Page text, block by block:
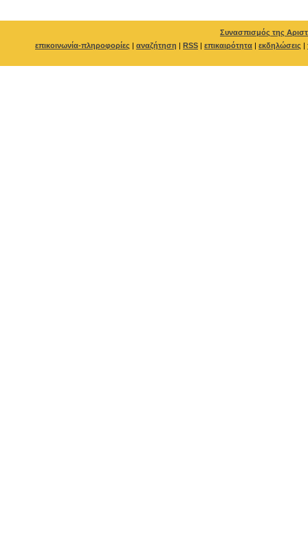
Συνασπισμός της
επικοινωνία-πληροφορίες | αναζήτηση | RSS | επικαιρότητα | εκδηλώσεις |